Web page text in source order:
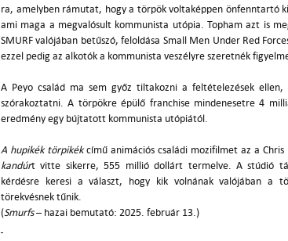
ra, amelyben rámutat, hogy a törpök voltaképpen önfenntartó
ami maga a megvalósult kommunista utópia. Topham azt is
SMURF valójában betűszó, feloldása Small Men Under Red
ezzel pedig az alkotók a kommunista veszélyre szeretnék
A Peyo család ma sem győz tiltakozni a feltételezések
szórakoztatni. A törpökre épülő franchise mindenesetre 4
eredmény egy bújtatott kommunista utópiától.
A hupikék törpikékcímű animációs családi mozifilmet az a
kandúrt vitte sikerre, 555 millió dollárt termelve. A stúdió
kérdésre keresi a választ, hogy kik volnának valójában a
törekvésnek tűnik.
(Smurfs– hazai bemutató: 2025. február 13.)